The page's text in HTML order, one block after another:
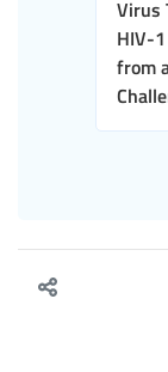
Virus
HIV-
from